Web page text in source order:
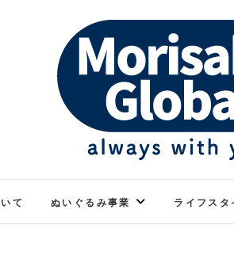
リサカグローバル
て ぬいぐるみ事業 ライフスタ